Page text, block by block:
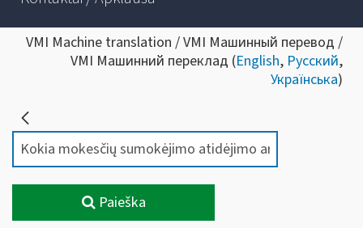
VMI Machine translation / VMI Машинный перевод /
VMI Машинний переклад (English, Русский,
Українська)
Paieška